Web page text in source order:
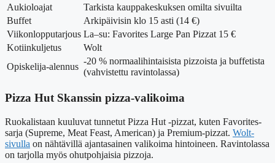
Aukioloajat
Tarkista kauppakeskuksen omilta sivuilta
Buffet
Arkipäivisin klo 15 asti (14 €)
Viikonlopputarjous La–su: Favorites Large Pan Pizzat 15 €
Kotiinkuljetus
Wolt
Opiskelija-alennus
-20 % normaalihintaisista pizzoista ja buffetista
(vahvistettu ravintolassa)
Pizza Hut Skanssin pizza-valikoima
Ruokalistaan kuuluvat tunnetut Pizza Hut -pizzat, kuten Favorites-
sarja (Supreme, Meat Feast, American) ja Premium-pizzat. Wolt-
sivulla on nähtävillä ajantasainen valikoima hintoineen. Ravintolassa
on tarjolla myös ohutpohjaisia pizzoja.